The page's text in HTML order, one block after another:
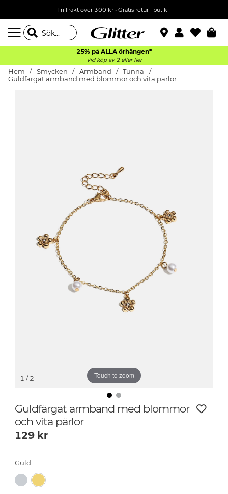
Fri frakt över 300 kr• Gratis retur i butik
25% på ALLA örhängen*
Vid köp av 2 eller fler
Hem Smycken Armband
Tunna
Guldfärgat armband med blommor och vita pärlor
Touch to zoom
1 / 2
Guldfärgat armband med blommor
och vita pärlor
129 kr
Guld